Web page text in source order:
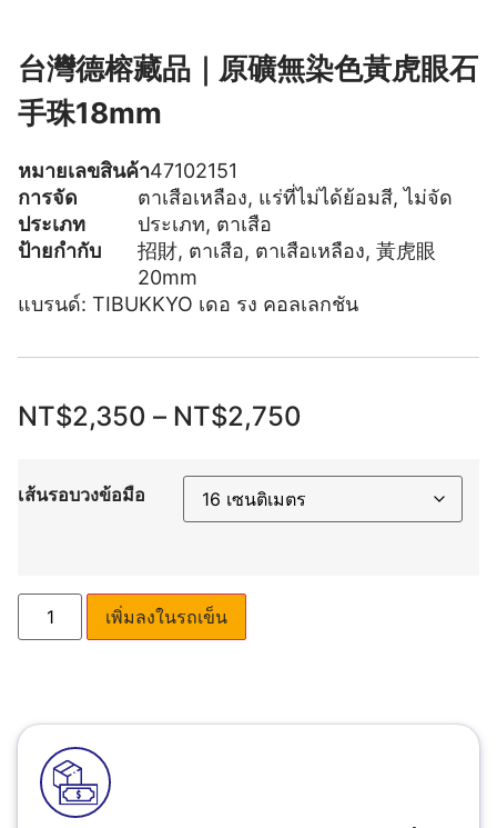
台灣德榕藏品｜原礦無染色黃虎眼石
手珠18mm
หมายเลขสินค้า47102151
การจัด
ประเภท
ตาเสือเหลือง, แร่ที่ไม่ได้ย้อมสี,ไม่จัด
ประเภท, ตาเสือ
ป้ายกำกับ
招財, ตาเสือ, ตาเสือเหลือง, 黃虎眼
20mm
แบรนด์: TIBUKKYO เดอ รง คอลเลกชัน
NT$2,350 – NT$2,750
เส้นรอบวงข้อมือ
เพิ่มลงในรถเข็น